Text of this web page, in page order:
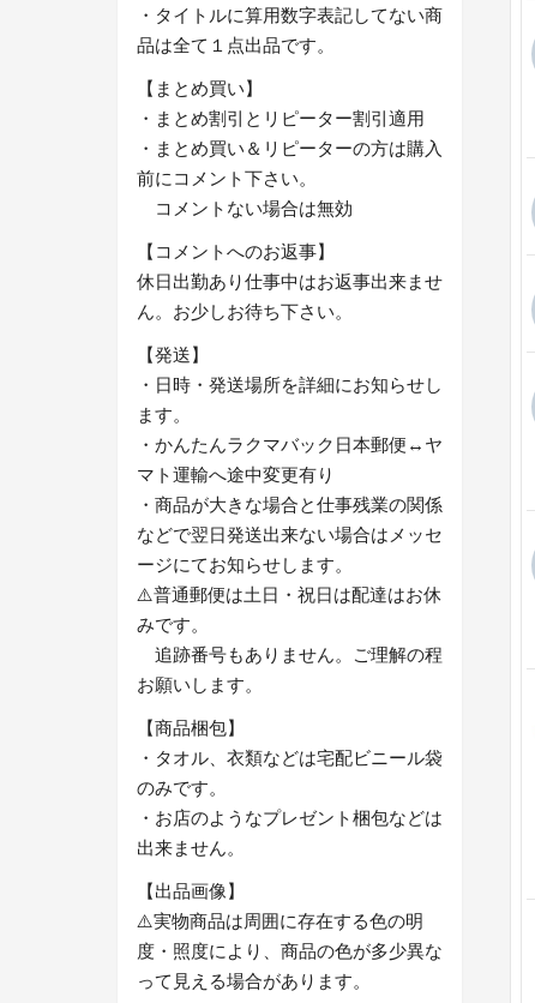
・タイトルに算用数字表記してない商
品は全て１点出品です。
【まとめ買い】
・まとめ割引とリピーター割引適用
・まとめ買い＆リピーターの方は購入
前にコメント下さい。
コメントない場合は無効
【コメントへのお返事】
休日出勤あり仕事中はお返事出来ませ
ん。お少しお待ち下さい。
【発送】
・日時・発送場所を詳細にお知らせし
ます。
・かんたんラクマバック日本郵便↔︎ヤ
マト運輸へ途中変更有り
・商品が大きな場合と仕事残業の関係
などで翌日発送出来ない場合はメッセ
ージにてお知らせします。
⚠️普通郵便は土日・祝日は配達はお休
みです。
追跡番号もありません。ご理解の程
お願いします。
【商品梱包】
・タオル、衣類などは宅配ビニール袋
のみです。
・お店のようなプレゼント梱包などは
出来ません。
【出品画像】
⚠️実物商品は周囲に存在する色の明
度・照度により、商品の色が多少異な
って見える場合があります。